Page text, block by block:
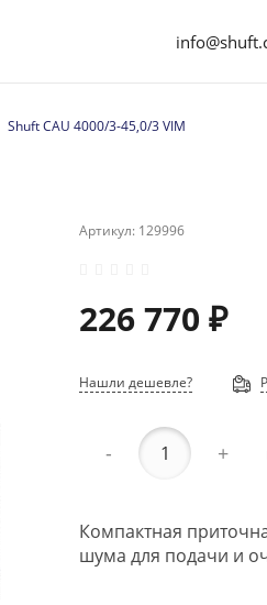
Shuft CAU 4000/3-45,0/3 VIM
Артикул: 129996
226 770 ₽
Нашли дешевле?
- +
Компактная
шума для подачи и